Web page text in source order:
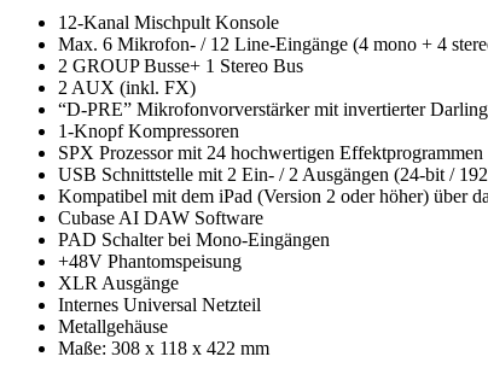
12-Kanal Mischpult Konsole
Max. 6 Mikrofon- / 12 Line-Eingänge (4 mono + 4
2 GROUP Busse+ 1 Stereo Bus
2 AUX (inkl. FX)
“D-PRE” Mikrofonvorverstärker mit invertierter
1-Knopf Kompressoren
SPX Prozessor mit 24 hochwertigen Effektprogrammen
USB Schnittstelle mit 2 Ein- / 2 Ausgängen (24-bit /
Kompatibel mit dem iPad (Version 2 oder höher) über
Cubase AI DAW Software
PAD Schalter bei Mono-Eingängen
+48V Phantomspeisung
XLR Ausgänge
Internes Universal Netzteil
Metallgehäuse
Maße: 308 x 118 x 422 mm